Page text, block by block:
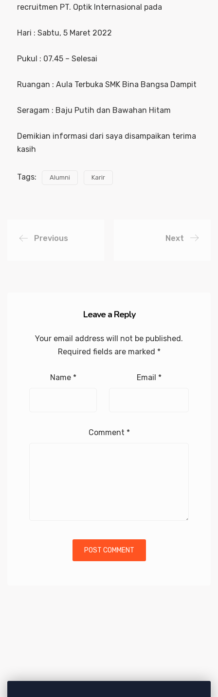
recruitmen PT. Optik Internasional pada
Hari : Sabtu, 5 Maret 2022
Pukul : 07.45 – Selesai
Ruangan : Aula Terbuka SMK Bina Bangsa Dampit
Seragam : Baju Putih dan Bawahan Hitam
Demikian informasi dari saya disampaikan terima
kasih
Tags: Alumni Karir
Previous Next
Leave a Reply
Your email address will not be published.
Required fields are marked *
Name * Email *
Comment *